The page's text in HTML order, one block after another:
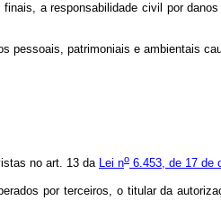
a responsabilidade civil por
pessoais, patrimoniais e ambientais
no art. 13 da Lei no 6.453, de 17 de
por terceiros, o titular da